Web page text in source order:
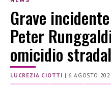
Grave
Peter
omicidio
LUCREZIA CIOTTI | 6 AGOSTO